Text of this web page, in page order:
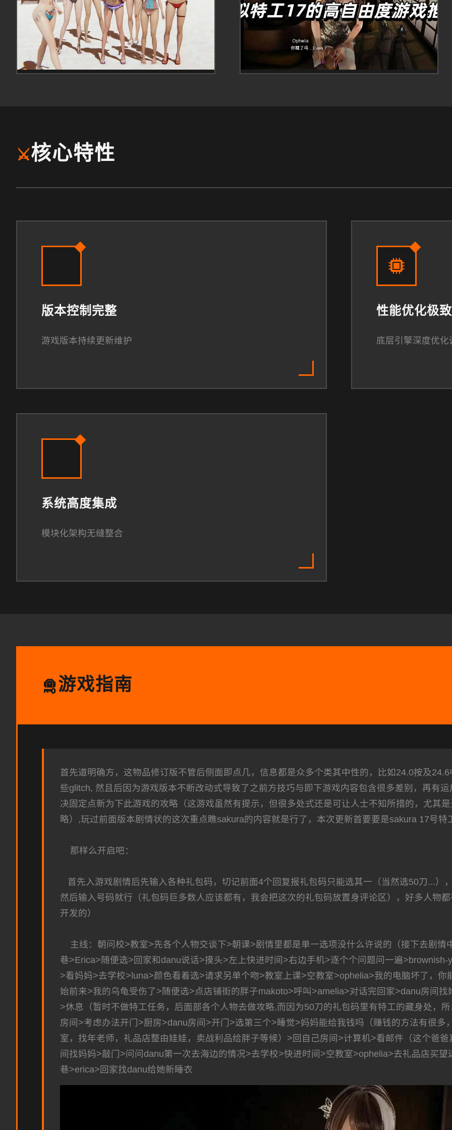
⚔️核心特性
版本控制完整
游戏版本持续更新维护
性能优化极致
底层引擎深度优化
系统高度集成
模块化架构无缝整合
🛅游戏指南
首先道明确方，这物品修订版不管后侧面即点几，信息都是众多个类其中性的，比如24.0按及
些glitch, 然且后因为游戏版本不断改动式导致了之前方技巧与即下游戏内容包含很多差别，再有
决固定点新为下此游戏的攻略（这游戏虽然有提示，但很多处式还是可让人士不知所措的，尤其
略）,玩过前面版本剧情状的这次重点瞧sakura的内容就是行了，本次更新首要要是sakura 17号特
那样么开启吧：
首先入游戏剧情后先输入各种礼包码，切记前面4个回复报礼包码只能选其一（当然选50刀...）
然后输入号码就行（礼包码巨多数人应该都有，我会把这次的礼包码放置身评论区），好多人物
开发的）
主线：朝问校>教室>先各个人物交谈下>朝课>剧情里都是单一选项没什么许说的（接下去剧情
巷>Erica>随便选>回家和danu说话>摸头>左上快进时间>右边手机>逐个个问题问一遍
>看妈妈>去学校>luna>颜色看着选>请求另单个吻>教室上课>空教室>ophelia>我的电脑坏了，
始前来>我的乌龟受伤了>随便选>点店铺街的胖子makoto>呼叫>amelia>对话完回家>danu房间
>休息（暂时不做特工任务，后面部各个人物去做攻略,而因为50刀的礼包码里有特工的藏身处，
房间>考虑办法开门>厨房>danu房间>开门>选第三个>睡觉>妈妈能给我钱吗（赚钱的方法有很多
室，找年老师，礼品店整由娃娃，卖战利品给胖子等候）>回自己房间>计算机>看邮件（这个爸
间找妈妈>敲门>问问danu第一次去海边的情况>去学校>快进时间>空教室>ophelia>去礼品店买
巷>erica>回家找danu给她新睡衣